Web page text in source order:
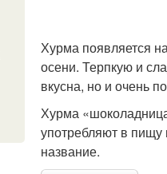
Хурма появляется
осени. Терпкую и
вкусна, но и очень
Хурма
употребляют в пищу
название.